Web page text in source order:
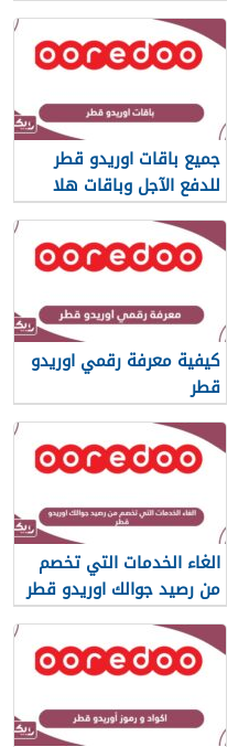
جميع باقات اوريدو قطر
للدفع الآجل وباقات هلا
مسبق الدفع وطريقة
الاشتراك بها
كيفية معرفة رقمي اوريدو
قطر
الغاء الخدمات التي تخصم
من رصيد جوالك اوريدو قطر